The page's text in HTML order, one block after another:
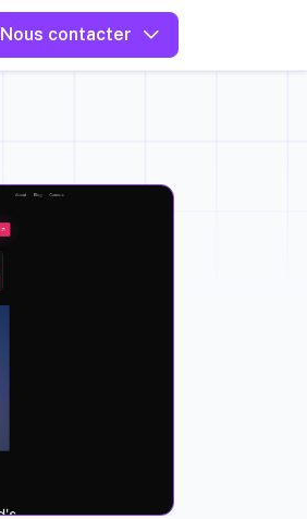
Nous contacter